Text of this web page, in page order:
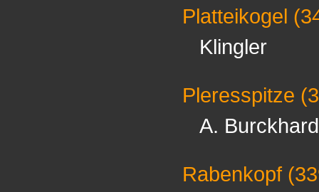
Platteikogel
Klingler
Pleresspitze
A.
Rabenkopf